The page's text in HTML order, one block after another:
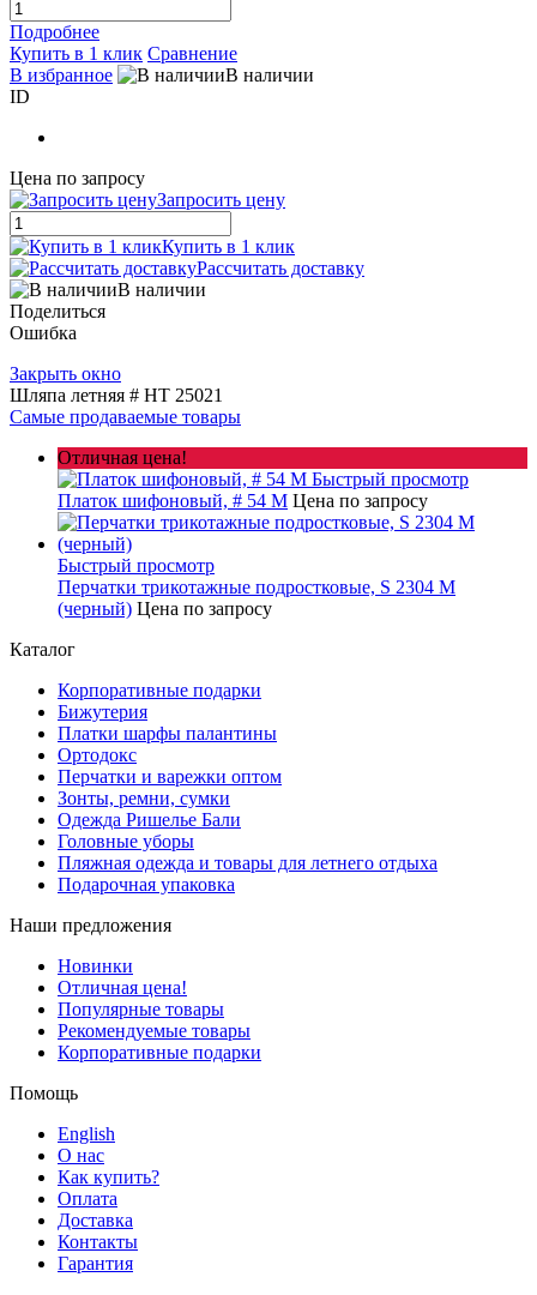
Подробнее
Купить в 1 клик Сравнение
В избранное
В наличии
ID
Цена по запросу
Запросить цену
Купить в 1 клик
Рассчитать доставку
В наличии
Поделиться
Ошибка
Закрыть окно
Шляпа летняя # HT 25021
Самые продаваемые товары
Отличная цена!
Быстрый просмотр
Платок шифоновый, # 54 M Цена по запросу
Быстрый просмотр
Перчатки трикотажные подростковые, S 2304 M
(черный) Цена по запросу
Каталог
Корпоративные подарки
Бижутерия
Платки шарфы палантины
Ортодокс
Перчатки и варежки оптом
Зонты, ремни, сумки
Одежда Ришелье Бали
Головные уборы
Пляжная одежда и товары для летнего отдыха
Подарочная упаковка
Наши предложения
Новинки
Отличная цена!
Популярные товары
Рекомендуемые товары
Корпоративные подарки
Помощь
English
О нас
Как купить?
Оплата
Доставка
Контакты
Гарантия